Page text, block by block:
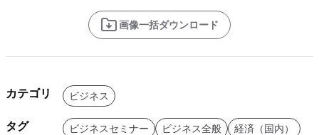
画像一括ダウンロード
カテゴリ ビジネス
タグ ビジネスセミナー ビジネス全般 経済（国内）